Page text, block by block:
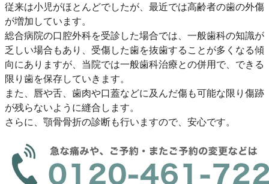
従来は小児がほとんどでしたが、最近では高齢者の歯の外傷
が増加しています。
総合病院の口腔外科を受診した場合では、一般歯科の知識が
乏しい場合もあり、受傷した歯を抜歯することが多くなる傾
向にありますが、当院では一般歯科治療との併用で、できる
限り歯を保存していきます。
また、唇や舌、歯肉や口蓋などに及んだ傷も可能な限り傷跡
が残らないように縫合します。
さらに、顎骨骨折の診断も行いますので、安心です。